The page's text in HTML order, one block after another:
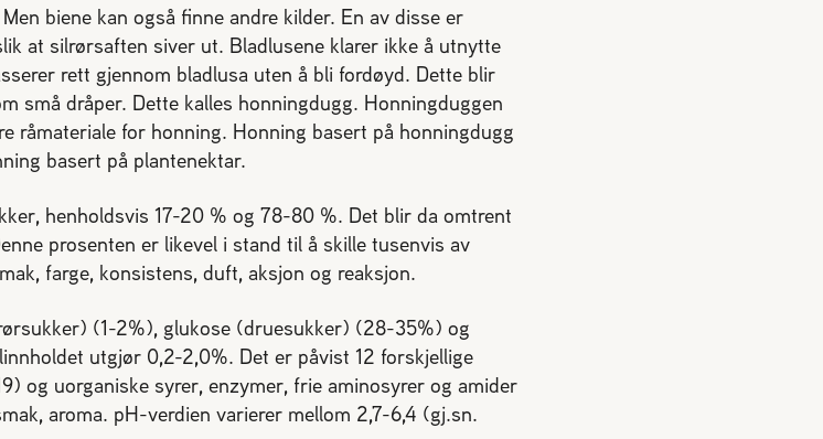
biene kan også finne andre kilder. En av disse er
at silrørsaften siver ut. Bladlusene klarer ikke å utnytte
rett gjennom bladlusa uten å bli fordøyd. Dette blir
små dråper. Dette kalles honningdugg. Honningduggen
råmateriale for honning. Honning basert på honningdugg
basert på plantenektar.
henholdsvis 17-20 % og 78-80 %. Det blir da omtrent
prosenten er likevel i stand til å skille tusenvis av
farge, konsistens, duft, aksjon og reaksjon.
(1-2%), glukose (druesukker) (28-35%) og
utgjør 0,2-2,0%. Det er påvist 12 forskjellige
og uorganiske syrer, enzymer, frie aminosyrer og amider
aroma. pH-verdien varierer mellom 2,7-6,4 (gj.sn.